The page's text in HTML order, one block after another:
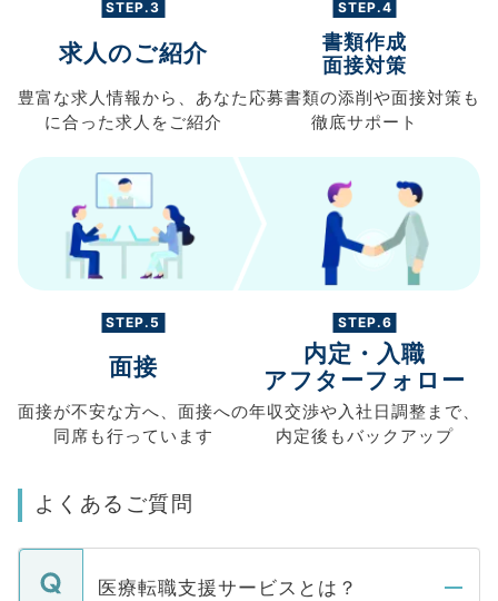
STEP.3
求人のご紹介
豊富な求人情報から、 あなた
に合った求人を ご紹介
STEP.4
書類作成
面接対策
応募書類の添削や面接対策も
徹底サポート
STEP.5
面接
面接が不安な方へ、 面接への
同席も行っています
STEP.6
内定・入職
アフターフォロー
年収交渉や入社日調整まで、
内定後もバックアップ
よくあるご質問
医療転職支援サービスとは？